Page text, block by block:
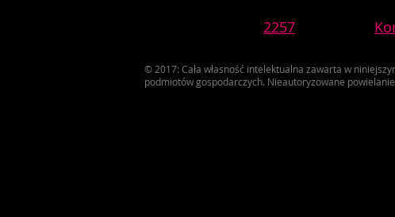
2257
© 2017: Cała własność intelektualna zawarta w
podmiotów gospodarczych. Nieautoryzowane